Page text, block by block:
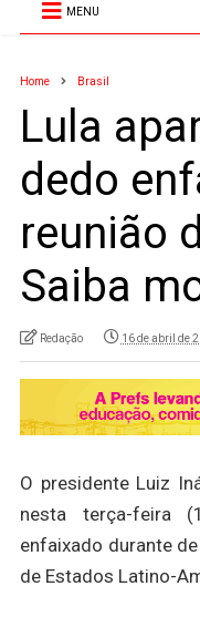
MENU
Home Brasil
Lula
dedo
reunião
Saiba
Redação 16 de abril de
O presidente Luiz
nesta terça-feira
enfaixado durante
de Estados Latino-